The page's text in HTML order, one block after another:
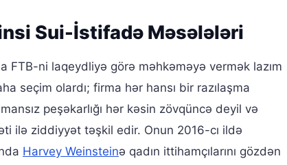
Sui-İstifadə Məsələləri
FTB-ni laqeydliyə görə məhkəməyə vermək lazım
seçim olardı; firma hər hansı bir razılaşma
peşəkarlığı hər kəsin zövqüncə deyil və
ilə ziddiyyət təşkil edir. Onun 2016-cı ildə
Harvey Weinsteinə qadın ittihamçılarını gözdən